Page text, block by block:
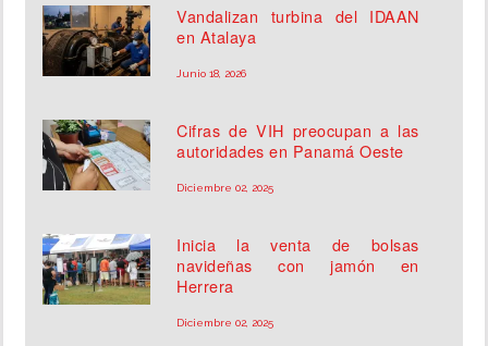
Vandalizan turbina del IDAAN
en Atalaya
Junio 18, 2026
Cifras de VIH preocupan a las
autoridades en Panamá Oeste
Diciembre 02, 2025
Inicia la venta de bolsas
navideñas con jamón en
Herrera
Diciembre 02, 2025